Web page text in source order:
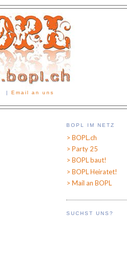
| Email an uns
BOPL IM NETZ
> BOPL.ch
> Party 25
> BOPL baut!
> BOPL Heiratet!
> Mail an BOPL
SUCHST UNS?